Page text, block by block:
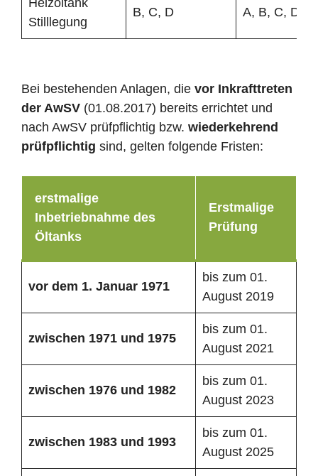
Stilllegung
B, C, D A, B, C, D
Bei bestehenden Anlagen, die vor Inkrafttreten
der AwSV (01.08.2017) bereits errichtet und
nach AwSV prüfpflichtig bzw. wiederkehrend
prüfpflichtig sind, gelten folgende Fristen:
erstmalige
Inbetriebnahme des
Öltanks
Erstmalige
Prüfung
vor dem 1. Januar 1971
bis zum 01.
August 2019
zwischen 1971 und 1975
bis zum 01.
August 2021
zwischen 1976 und 1982
bis zum 01.
August 2023
zwischen 1983 und 1993
bis zum 01.
August 2025